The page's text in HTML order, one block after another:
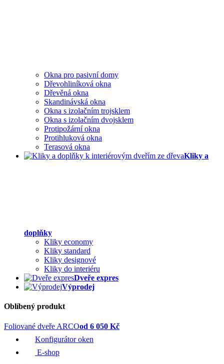
Okna pro pasivní domy
Dřevohliníková okna
Dřevěná okna
Skandinávská okna
Okna s izolačním trojsklem
Okna s izolačním dvojsklem
Protipožární okna
Protihluková okna
Terasová okna
Kliky a
doplňky
Kliky economy
Kliky standard
Kliky designové
Kliky do interiéru
Dveře expres
Výprodej
Oblíbený produkt
Foliované dveře ARCOod 6 050 Kč
Konfigurátor oken
E-shop